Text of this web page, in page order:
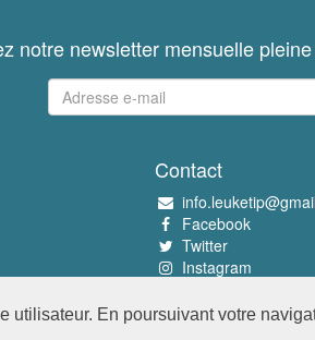
En poursuivant votre
notre newsletter mensuelle
Contact
Facebook
Twitter
Instagram